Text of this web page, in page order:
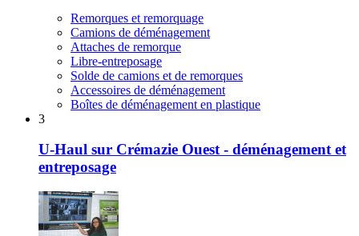
Remorques et remorquage
Camions de déménagement
Attaches de remorque
Libre-entreposage
Solde de camions et de remorques
Accessoires de déménagement
Boîtes de déménagement en plastique
3
U-Haul sur Crémazie Ouest - déménagement et
entreposage